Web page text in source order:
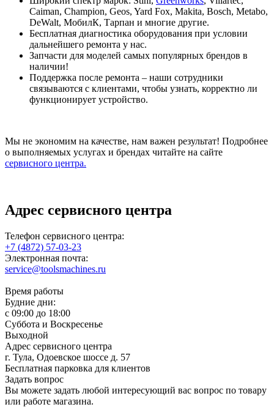
Caiman, Champion, Geos, Yard Fox, Makita, Bosch, Metabo,
DeWalt, МобилК, Тарпан и многие другие.
Бесплатная диагностика оборудования при условии
дальнейшего ремонта у нас.
Запчасти для моделей самых популярных брендов в
наличии!
Поддержка после ремонта – наши сотрудники
связываются с клиентами, чтобы узнать, корректно ли
функционирует устройство.
Мы не экономим на качестве, нам важен результат! Подробнее
о выполняемых услугах и брендах читайте на сайте
сервисного центра.
Адрес сервисного центра
Телефон сервисного центра:
+7 (4872) 57-03-23
Электронная почта:
service@toolsmachines.ru
Время работы
Будние дни:
c 09:00 до 18:00
Суббота и Воскресенье
Выходной
Адрес сервисного центра
г. Тула, Одоевское шоссе д. 57
Бесплатная парковка для клиентов
Задать вопрос
Вы можете задать любой интересующий вас вопрос по товару
или работе магазина.